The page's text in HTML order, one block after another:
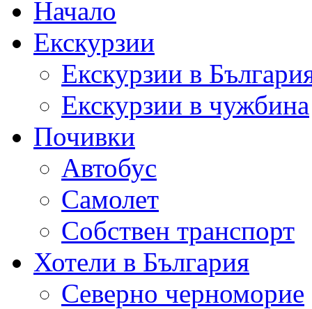
Начало
Екскурзии
Екскурзии в
Екскурзии в чужбина
Почивки
Автобус
Самолет
Собствен транспорт
Хотели в България
Северно черноморие